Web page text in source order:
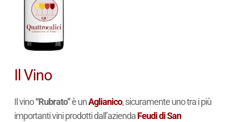
Il Vino
Il vino“Rubrato”è unAglianico, sicuramente uno tra i più
importanti vini prodotti dall’aziendaFeudi di San